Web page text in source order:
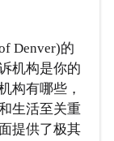
Denver)的
机构是你的
构有哪些，
生活至关重
提供了极其